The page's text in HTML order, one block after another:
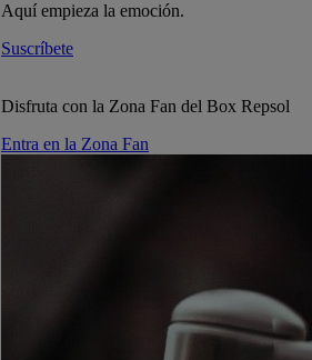
Aquí empieza la emoción.
Suscríbete
Disfruta con la Zona Fan del Box Repsol
Entra en la Zona Fan